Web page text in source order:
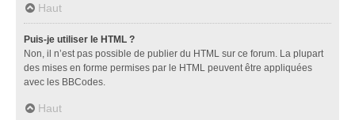
Haut
Puis-je utiliser le HTML ?
Non, il n’est pas possible de publier du HTML sur ce forum. La plupart
des mises en forme permises par le HTML peuvent être appliquées
avec les BBCodes.
Haut